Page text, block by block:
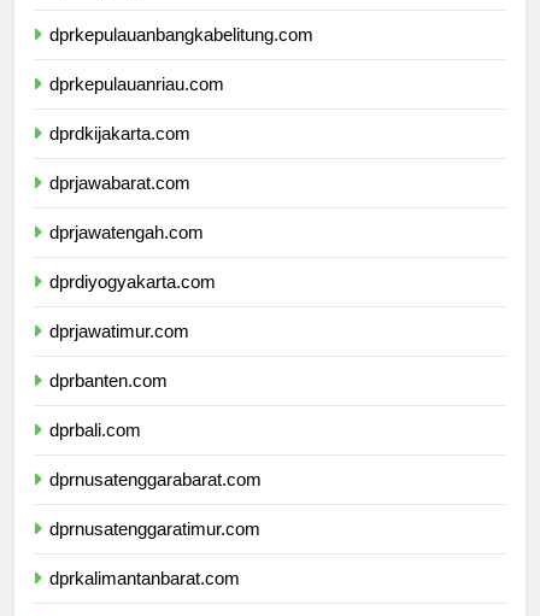
dprkepulauanbangkabelitung.com
dprkepulauanriau.com
dprdkijakarta.com
dprjawabarat.com
dprjawatengah.com
dprdiyogyakarta.com
dprjawatimur.com
dprbanten.com
dprbali.com
dprnusatenggarabarat.com
dprnusatenggaratimur.com
dprkalimantanbarat.com